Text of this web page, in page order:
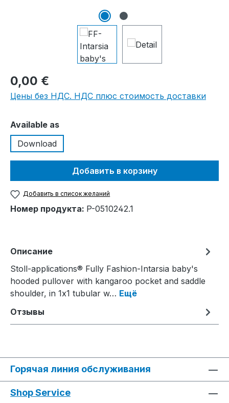
0,00 €
Цены без НДС. НДС плюс стоимость доставки
Выберите
Available as
Download
Добавить в корзину
Добавить в список желаний
Номер продукта: P-0510242.1
Описание
Stoll-applications® Fully Fashion-Intarsia baby's
hooded pullover with kangaroo pocket and saddle
shoulder, in 1x1 tubular w… Ещё
Отзывы
Горячая линия обслуживания
Shop Service